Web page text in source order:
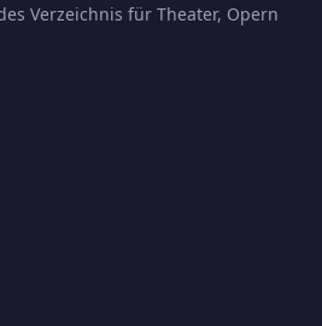
Verzeichnis für Theater, Opern